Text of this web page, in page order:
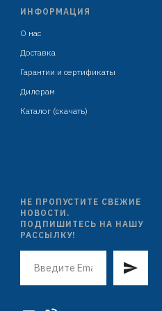
ИНФОРМАЦИЯ
О нас
Доставка
Гарантии и сертификаты
Дилерам
Каталог (скачать)
НЕ ПРОПУСТИТЕ СВЕЖИЕ
НОВОСТИ.
ПОДПИШИТЕСЬ НА НАШУ
РАССЫЛКУ!